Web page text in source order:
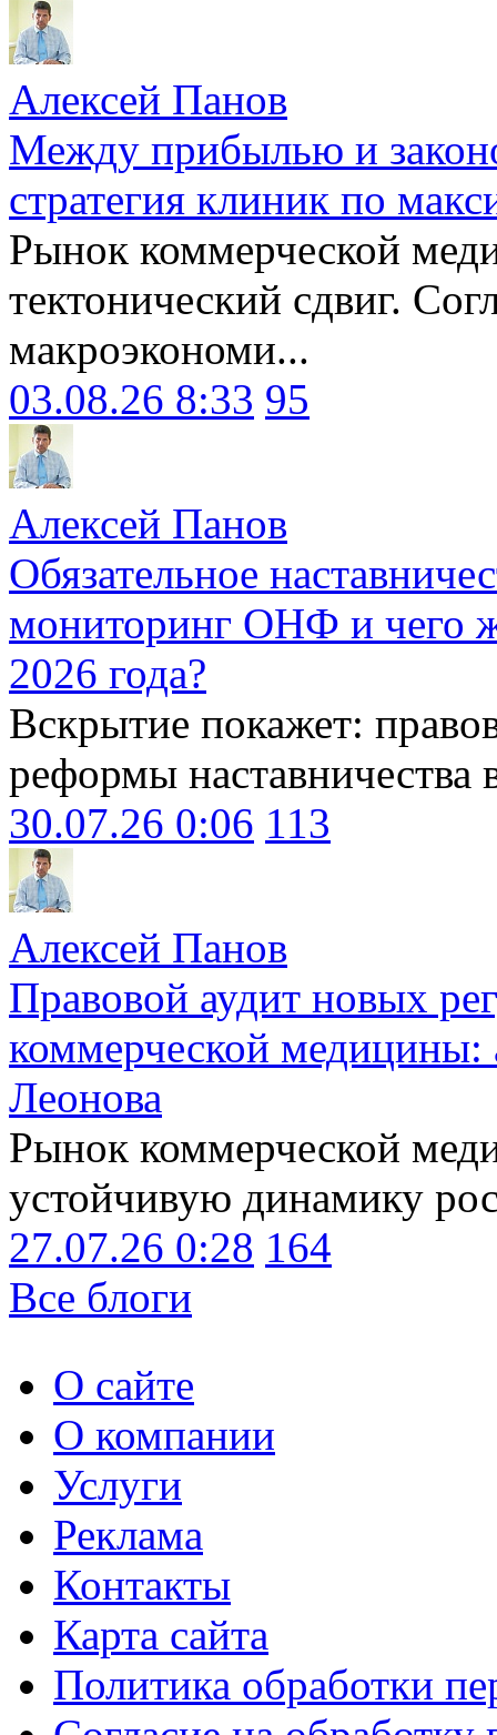
Алексей Панов
Между прибылью и
стратегия клиник по
Рынок коммерческой
тектонический сдвиг.
макроэкономи...
03.08.26 8:33 95
Алексей Панов
Обязательное
мониторинг ОНФ и чего
2026 года?
Вскрытие покажет:
реформы наставничества
30.07.26 0:06 113
Алексей Панов
Правовой аудит новых
коммерческой медицины:
Леонова
Рынок коммерческой
устойчивую динамику
27.07.26 0:28 164
Все блоги
О сайте
О компании
Услуги
Реклама
Контакты
Карта сайта
Политика обработки